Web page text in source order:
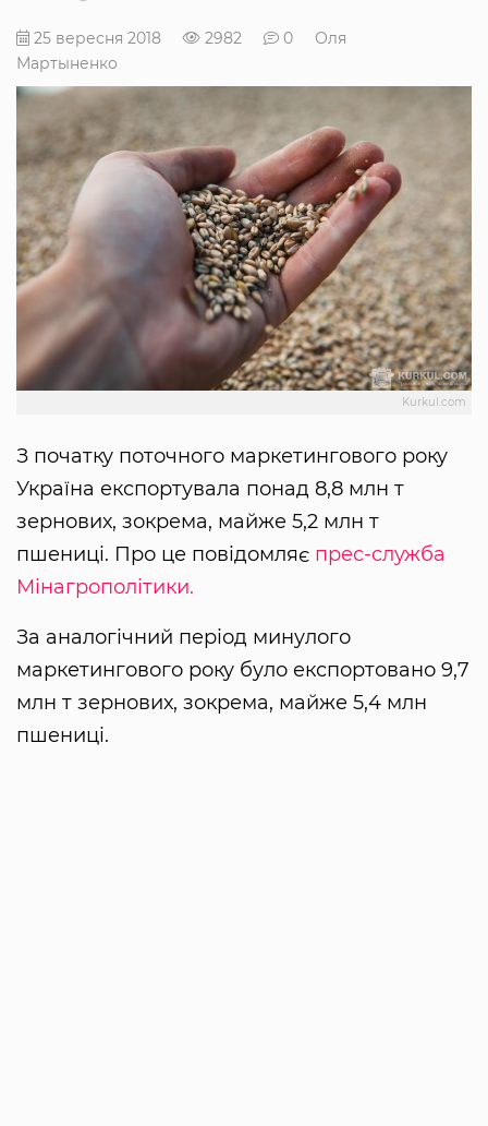
25 вересня 2018 2982 0
Оля
Мартыненко
Kurkul.com
З початку поточного маркетингового року
Україна експортувала понад 8,8 млн т
зернових, зокрема, майже 5,2 млн т
пшениці. Про це повідомляє прес-служба
Мінагрополітики.
За аналогічний період минулого
маркетингового року було експортовано 9,7
млн т зернових, зокрема, майже 5,4 млн
пшениці.